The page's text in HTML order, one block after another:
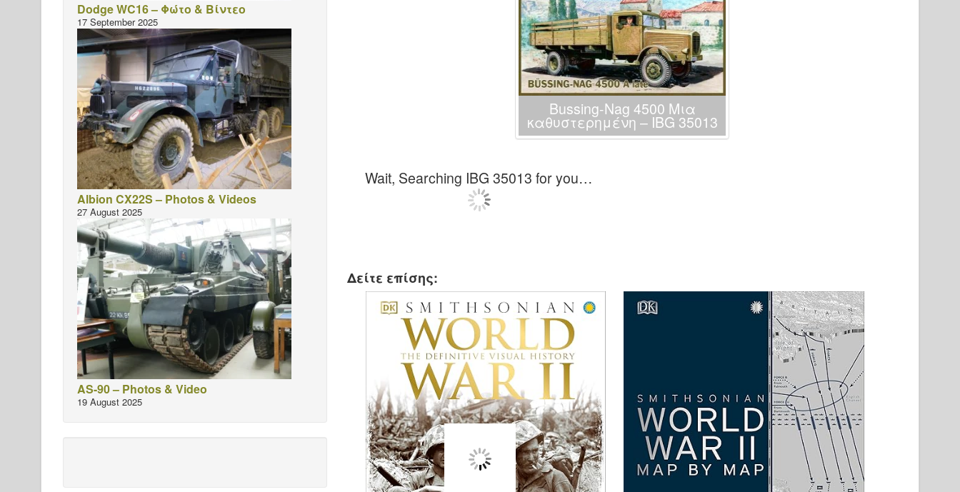
Bussing-Nag 4500 Μια
καθυστερημένη – IBG 35013
Wait, Searching IBG 35013 for you…
Δείτε επίσης:
Dodge WC16 – Φώτο & Βίντεο
17 September 2025
Albion CX22S – Photos & Videos
27 August 2025
AS-90 – Photos & Video
19 August 2025